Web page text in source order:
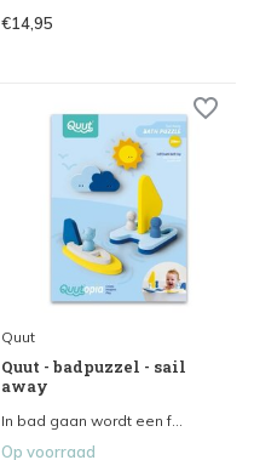
€14,95
Quut
Quut - badpuzzel - sail
away
In bad gaan wordt een f...
Op voorraad